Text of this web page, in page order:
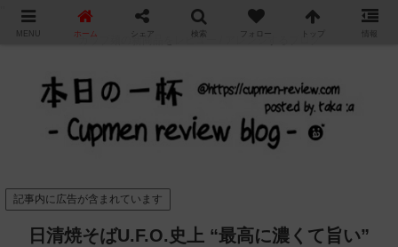
カップ麺の新商品をレビュー / アレンジするブログ
記事内に広告が含まれています
日清焼そばU.F.O.史上 “最高に濃くて旨い”
MENU ホーム シェア 検索 フォロー トップ 情報